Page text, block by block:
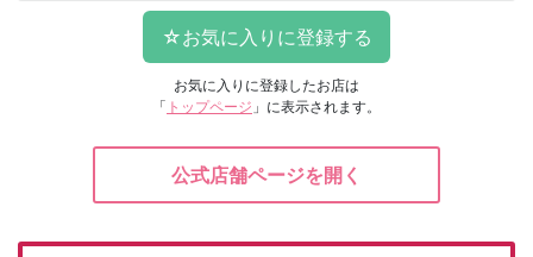
お気に入りに登録したお店は
「 トップページ 」に表示されます。
公式店舗ページを開く